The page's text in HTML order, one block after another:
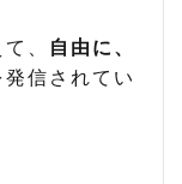
、
自由に、
発信されてい